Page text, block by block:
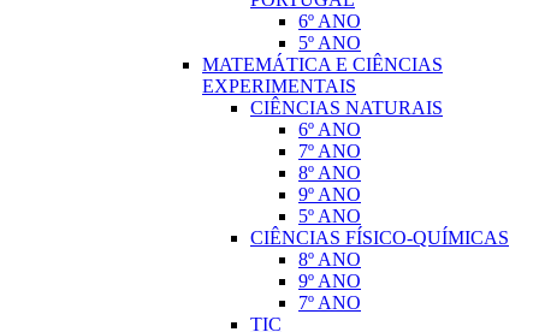
6º ANO
5º ANO
MATEMÁTICA E CIÊNCIAS
EXPERIMENTAIS
CIÊNCIAS NATURAIS
6º ANO
7º ANO
8º ANO
9º ANO
5º ANO
CIÊNCIAS FÍSICO-QUÍMICAS
8º ANO
9º ANO
7º ANO
TIC